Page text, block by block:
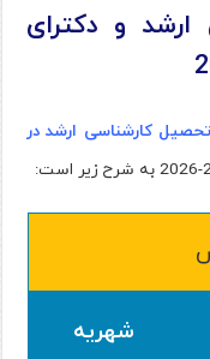
و دكترای
تحصیل کارشناسی ارشد در
شهریه